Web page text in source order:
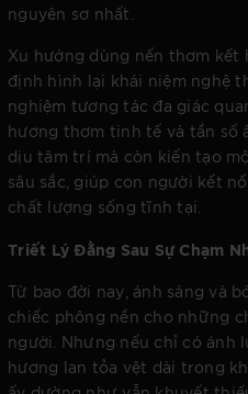
nguyên sơ nhất.
Xu hướng dùng nến thơm kết
định hình lại khái niệm nghệ
nghiệm tương tác đa giác
hương thơm tinh tế và tần số
dịu tâm trí mà còn kiến tạo
sâu sắc, giúp con người kết
chất lượng sống tĩnh tại.
Triết Lý Đằng Sau Sự Chạm
Từ bao đời nay, ánh sáng và
chiếc phông nền cho những
người. Nhưng nếu chỉ có ánh
hương lan tỏa vệt dài trong